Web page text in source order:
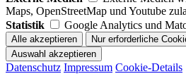
Maps, OpenStreetMap und Youtube
Statistik
Google Analytics und
Datenschutz Impressum Cookie-Details